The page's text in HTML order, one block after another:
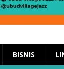
BISNIS